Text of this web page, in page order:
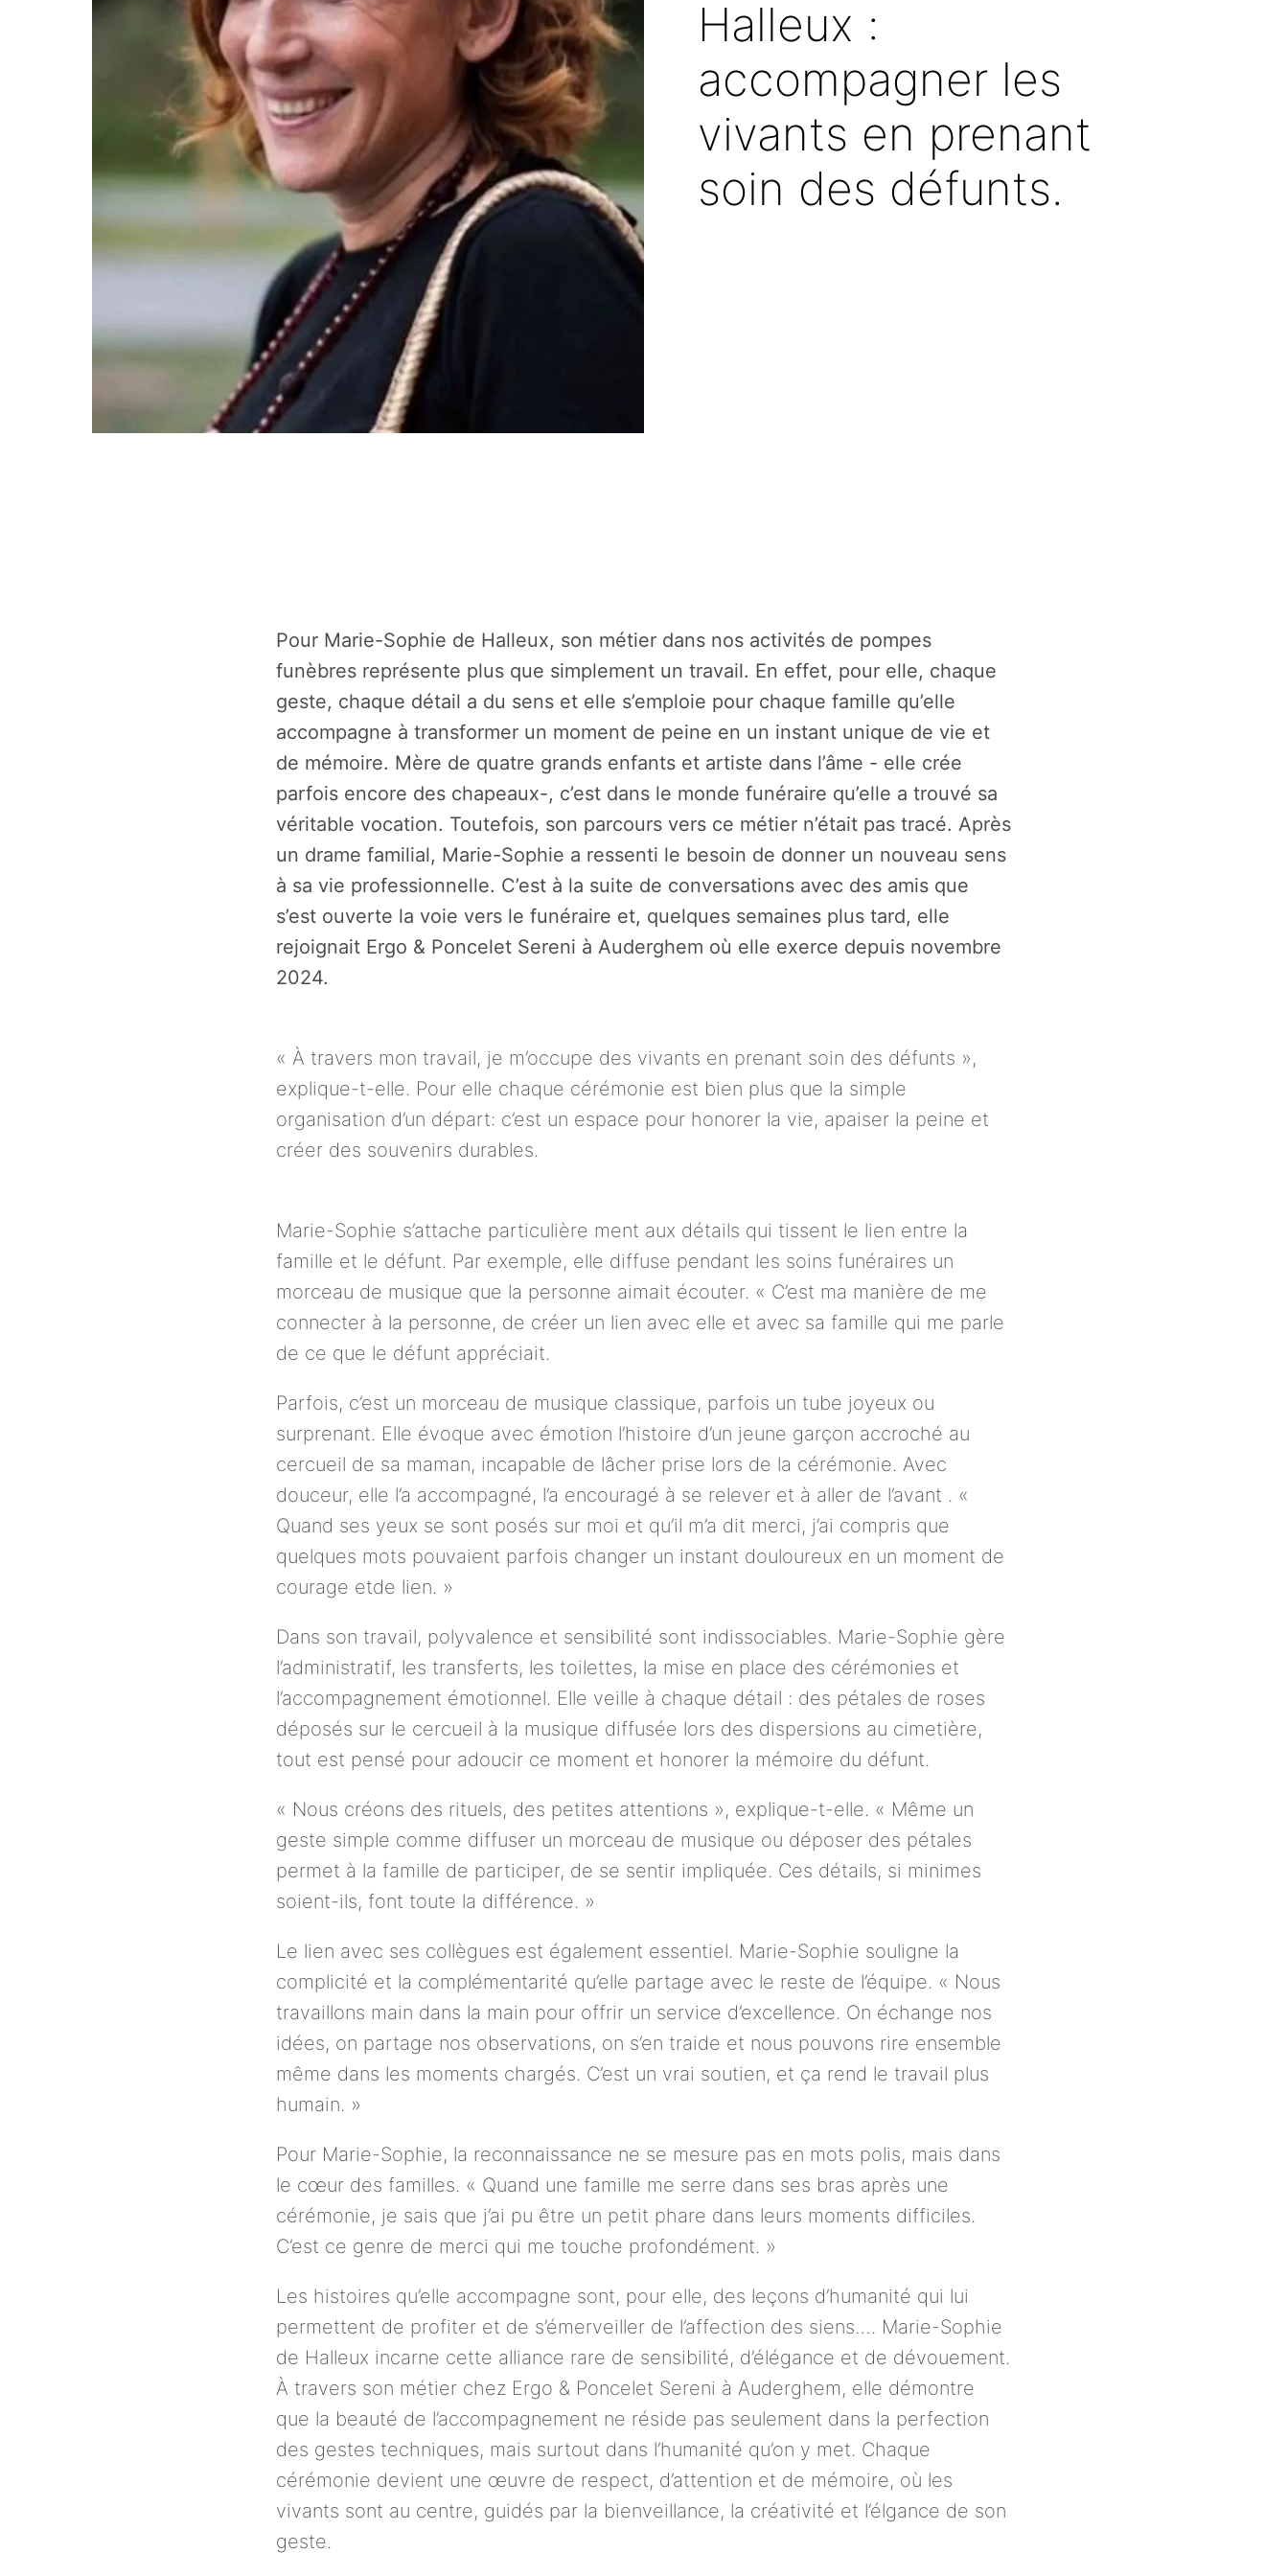
Halleux :
accompagner les
vivants en prenant
soin des défunts.
Pour Marie-Sophie de Halleux, son métier dans nos activités de pompes
funèbres représente plus que simplement un travail. En effet, pour elle, chaque
geste, chaque détail a du sens et elle s’emploie pour chaque famille qu’elle
accompagne à transformer un moment de peine en un instant unique de vie et
de mémoire. Mère de quatre grands enfants et artiste dans l’âme - elle crée
parfois encore des chapeaux-, c’est dans le monde funéraire qu’elle a trouvé sa
véritable vocation. Toutefois, son parcours vers ce métier n’était pas tracé. Après
un drame familial, Marie-Sophie a ressenti le besoin de donner un nouveau sens
à sa vie professionnelle. C’est à la suite de conversations avec des amis que
s’est ouverte la voie vers le funéraire et, quelques semaines plus tard, elle
rejoignait Ergo & Poncelet Sereni à Auderghem où elle exerce depuis novembre
2024.
« À travers mon travail, je m’occupe des vivants en prenant soin des défunts »,
explique-t-elle. Pour elle chaque cérémonie est bien plus que la simple
organisation d’un départ: c’est un espace pour honorer la vie, apaiser la peine et
Marie-Sophie s’attache particulière ment aux détails qui tissent le lien entre la
famille et le défunt. Par exemple, elle diffuse pendant les soins funéraires un
morceau de musique que la personne aimait écouter. « C’est ma manière de me
connecter à la personne, de créer un lien avec elle et avec sa famille qui me parle
de ce que le défunt appréciait.
Parfois, c’est un morceau de musique classique, parfois un tube joyeux ou
surprenant. Elle évoque avec émotion l’histoire d’un jeune garçon accroché au
cercueil de sa maman, incapable de lâcher prise lors de la cérémonie. Avec
douceur, elle l’a accompagné, l’a encouragé à se relever et à aller de l’avant . «
Quand ses yeux se sont posés sur moi et qu’il m’a dit merci, j’ai compris que
quelques mots pouvaient parfois changer un instant douloureux en un moment de
courage etde lien. »
Dans son travail, polyvalence et sensibilité sont indissociables. Marie-Sophie gère
l’administratif, les transferts, les toilettes, la mise en place des cérémonies et
l’accompagnement émotionnel. Elle veille à chaque détail : des pétales de roses
déposés sur le cercueil à la musique diffusée lors des dispersions au cimetière,
tout est pensé pour adoucir ce moment et honorer la mémoire du défunt.
« Nous créons des rituels, des petites attentions », explique-t-elle. « Même un
geste simple comme diffuser un morceau de musique ou déposer des pétales
permet à la famille de participer, de se sentir impliquée. Ces détails, si minimes
soient-ils, font toute la différence. »
Le lien avec ses collègues est également essentiel. Marie-Sophie souligne la
complicité et la complémentarité qu’elle partage avec le reste de l’équipe. « Nous
travaillons main dans la main pour offrir un service d’excellence. On échange nos
idées, on partage nos observations, on s’en traide et nous pouvons rire ensemble
même dans les moments chargés. C’est un vrai soutien, et ça rend le travail plus
humain. »
Pour Marie-Sophie, la reconnaissance ne se mesure pas en mots polis, mais dans
le cœur des familles. « Quand une famille me serre dans ses bras après une
cérémonie, je sais que j’ai pu être un petit phare dans leurs moments difficiles.
C’est ce genre de merci qui me touche profondément. »
Les histoires qu’elle accompagne sont, pour elle, des leçons d’humanité qui lui
permettent de profiter et de s’émerveiller de l’affection des siens…. Marie-Sophie
de Halleux incarne cette alliance rare de sensibilité, d’élégance et de dévouement.
À travers son métier chez Ergo & Poncelet Sereni à Auderghem, elle démontre
que la beauté de l’accompagnement ne réside pas seulement dans la perfection
des gestes techniques, mais surtout dans l’humanité qu’on y met. Chaque
cérémonie devient une œuvre de respect, d’attention et de mémoire, où les
vivants sont au centre, guidés par la bienveillance, la créativité et l’élgance de son
geste.